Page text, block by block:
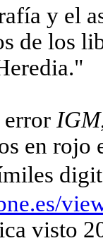
y el
de los
error IGM
en rojo
visto